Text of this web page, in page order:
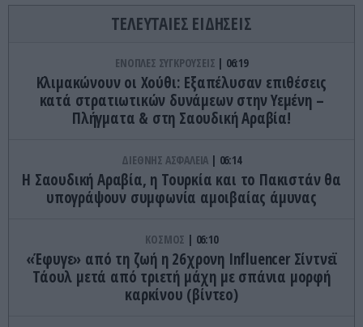
ΤΕΛΕΥΤΑΙΕΣ ΕΙΔΗΣΕΙΣ
ΕΝΟΠΛΕΣ ΣΥΓΚΡΟΥΣΕΙΣ 06:19
Κλιμακώνουν οι Χούθι: Eξαπέλυσαν επιθέσεις
κατά στρατιωτικών δυνάμεων στην Υεμένη –
Πλήγματα & στη Σαουδική Αραβία!
ΔΙΕΘΝΗΣ ΑΣΦΑΛΕΙΑ 06:14
Η Σαουδική Αραβία, η Τουρκία και το Πακιστάν θα
υπογράψουν συμφωνία αμοιβαίας άμυνας
ΚΟΣΜΟΣ 06:10
«Έφυγε» από τη ζωή η 26χρονη Ιnfluencer Σίντνεϊ
Τάουλ μετά από τριετή μάχη με σπάνια μορφή
καρκίνου (βίντεο)